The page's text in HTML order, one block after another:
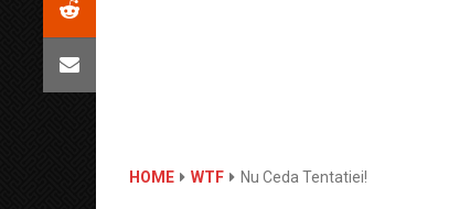
HOME WTF Nu Ceda Tentatiei!